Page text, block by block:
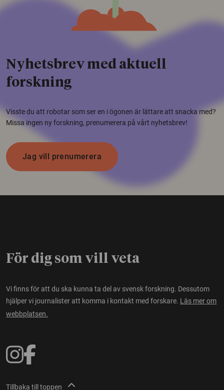
Nyhetsbrev med aktuell
forskning
Visste du att robotar som ser en i ögonen är lättare att snacka med?
Missa ingen ny forskning, prenumerera på vårt nyhetsbrev!
Jag vill prenumerera
För dig som vill veta
Vi finns för att du ska kunna ta del av svensk forskning. Dessutom
hjälper vi journalister att komma i kontakt med forskare. Läs mer om
webbplatsen.
Tillbaka till toppen